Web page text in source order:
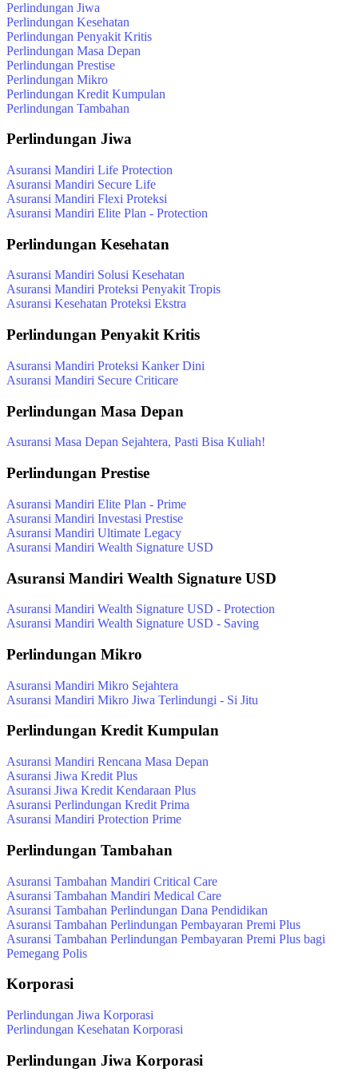
Perlindungan Jiwa
Perlindungan Kesehatan
Perlindungan Penyakit Kritis
Perlindungan Masa Depan
Perlindungan Prestise
Perlindungan Mikro
Perlindungan Kredit Kumpulan
Perlindungan Tambahan
Perlindungan Jiwa
Asuransi Mandiri Life Protection
Asuransi Mandiri Secure Life
Asuransi Mandiri Flexi Proteksi
Asuransi Mandiri Elite Plan - Protection
Perlindungan Kesehatan
Asuransi Mandiri Solusi Kesehatan
Asuransi Mandiri Proteksi Penyakit Tropis
Asuransi Kesehatan Proteksi Ekstra
Perlindungan Penyakit Kritis
Asuransi Mandiri Proteksi Kanker Dini
Asuransi Mandiri Secure Criticare
Perlindungan Masa Depan
Asuransi Masa Depan Sejahtera, Pasti Bisa Kuliah!
Perlindungan Prestise
Asuransi Mandiri Elite Plan - Prime
Asuransi Mandiri Investasi Prestise
Asuransi Mandiri Ultimate Legacy
Asuransi Mandiri Wealth Signature USD
Asuransi Mandiri Wealth Signature USD
Asuransi Mandiri Wealth Signature USD - Protection
Asuransi Mandiri Wealth Signature USD - Saving
Perlindungan Mikro
Asuransi Mandiri Mikro Sejahtera
Asuransi Mandiri Mikro Jiwa Terlindungi - Si Jitu
Perlindungan Kredit Kumpulan
Asuransi Mandiri Rencana Masa Depan
Asuransi Jiwa Kredit Plus
Asuransi Jiwa Kredit Kendaraan Plus
Asuransi Perlindungan Kredit Prima
Asuransi Mandiri Protection Prime
Perlindungan Tambahan
Asuransi Tambahan Mandiri Critical Care
Asuransi Tambahan Mandiri Medical Care
Asuransi Tambahan Perlindungan Dana Pendidikan
Asuransi Tambahan Perlindungan Pembayaran Premi Plus
Asuransi Tambahan Perlindungan Pembayaran Premi Plus bagi
Pemegang Polis
Korporasi
Perlindungan Jiwa Korporasi
Perlindungan Kesehatan Korporasi
Perlindungan Jiwa Korporasi